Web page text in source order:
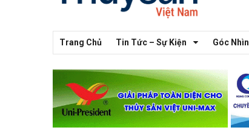
Trang Chủ Tin Tức – Sự Kiện Góc Nhìn